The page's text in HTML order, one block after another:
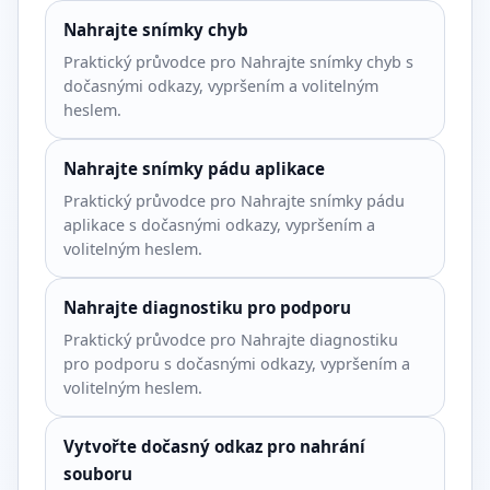
Nahrajte snímky chyb
Praktický průvodce pro Nahrajte snímky chyb s
dočasnými odkazy, vypršením a volitelným
heslem.
Nahrajte snímky pádu aplikace
Praktický průvodce pro Nahrajte snímky pádu
aplikace s dočasnými odkazy, vypršením a
volitelným heslem.
Nahrajte diagnostiku pro podporu
Praktický průvodce pro Nahrajte diagnostiku
pro podporu s dočasnými odkazy, vypršením a
volitelným heslem.
Vytvořte dočasný odkaz pro nahrání
souboru